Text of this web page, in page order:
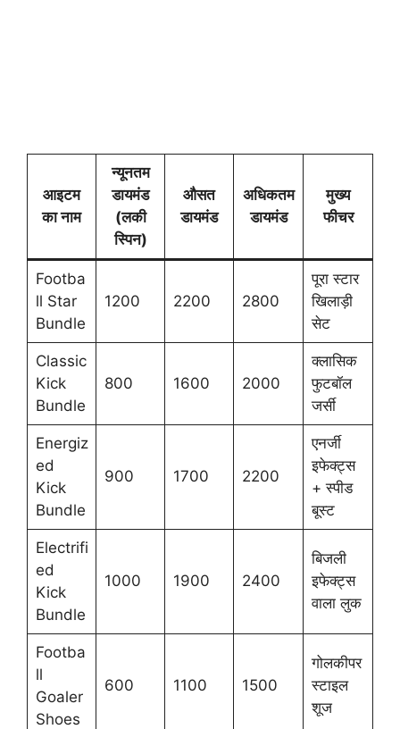
आइटम
का नाम
न्यूनतम
डायमंड
(लकी
स्पिन)
औसत
डायमंड
अधिकतम
डायमंड
मुख्य
फीचर
Footba
ll Star
Bundle
1200 2200 2800
पूरा स्टार
खिलाड़ी
सेट
Classic
Kick
Bundle
800 1600 2000
क्लासिक
फुटबॉल
जर्सी
Energiz
ed
Kick
Bundle
900 1700 2200
एनर्जी
इफेक्ट्स
+ स्पीड
बूस्ट
Electrifi
ed
Kick
Bundle
1000 1900 2400
बिजली
इफेक्ट्स
वाला लुक
Footba
ll
Goaler
Shoes
600 1100 1500
गोलकीपर
स्टाइल
शूज